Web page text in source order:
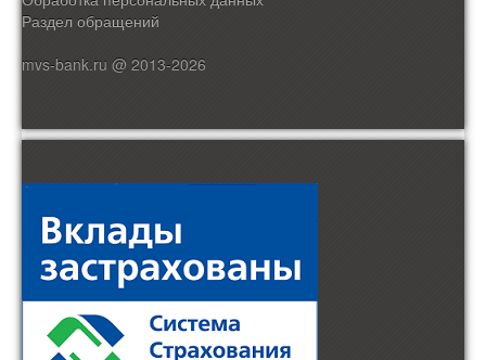
Раздел обращений
mvs-bank.ru @ 2013-2026